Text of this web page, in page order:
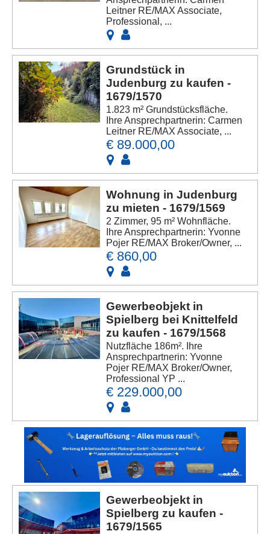
Leitner RE/MAX Associate,
Professional, ...
Grundstück in
Judenburg zu kaufen -
1679/1570
1.823 m² Grundstücksfläche.
Ihre Ansprechpartnerin: Carmen
Leitner RE/MAX Associate, ...
€ 89.000,00
Wohnung in Judenburg
zu mieten - 1679/1569
2 Zimmer, 95 m² Wohnfläche.
Ihre Ansprechpartnerin: Yvonne
Pojer RE/MAX Broker/Owner, ...
€ 860,00
Gewerbeobjekt in
Spielberg bei Knittelfeld
zu kaufen - 1679/1568
Nutzfläche 186m². Ihre
Ansprechpartnerin: Yvonne
Pojer RE/MAX Broker/Owner,
Professional YP ...
€ 229.000,00
Gewerbeobjekt in
Spielberg zu kaufen -
1679/1565